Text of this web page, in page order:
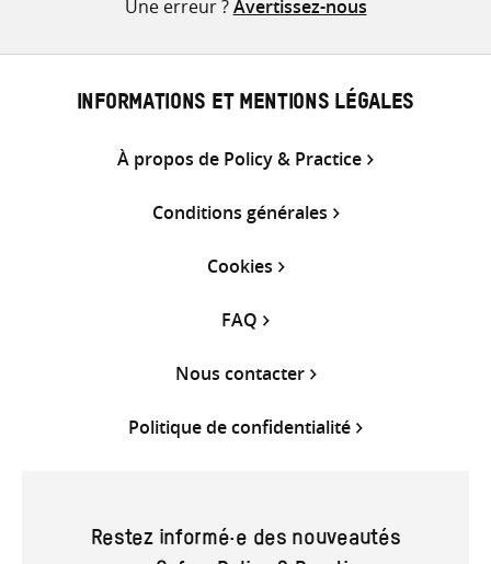
Une erreur ?Avertissez-nous
INFORMATIONS ET MENTIONS LÉGALES
À propos de Policy & Practice
Conditions générales
Cookies
FAQ
Nous contacter
Politique de confidentialité
Restez informé·e des nouveautés